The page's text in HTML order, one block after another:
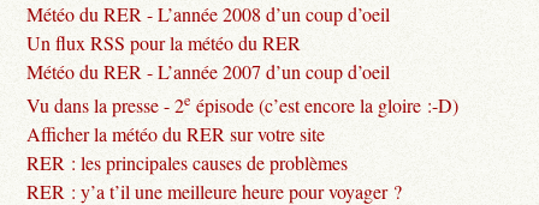
Météo du RER - L’année 2008 d’un coup d’oeil
Un flux RSS pour la météo du RER
Météo du RER - L’année 2007 d’un coup d’oeil
Vu dans la presse - 2e épisode (c’est encore la gloire :-D)
Afficher la météo du RER sur votre site
RER : les principales causes de problèmes
RER : y’a t’il une meilleure heure pour voyager ?